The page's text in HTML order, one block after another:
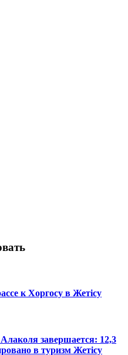
к Хоргосу в Жетісу
завершается: 12,3
в туризм Жетісу